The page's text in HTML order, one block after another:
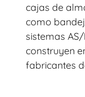
cajas de
como
sistemas
construyen
fabricantes